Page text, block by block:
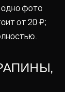
фото
от 20 ₽;